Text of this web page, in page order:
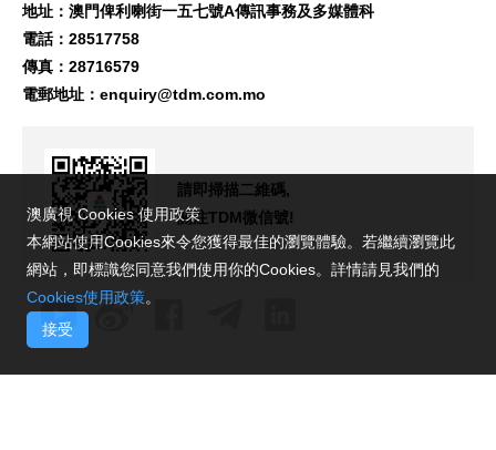
地址：澳門俾利喇街一五七號A傳訊事務及多媒體科
電話：28517758
傳真：28716579
電郵地址： enquiry@tdm.com.mo
請即掃描二維碼,
關注TDM微信號!
澳廣視 Cookies 使用政策
本網站使用Cookies來令您獲得最佳的瀏覽體驗。若繼續瀏覽此
網站，即標識您同意我們使用你的Cookies。詳情請見我們的
Cookies使用政策。
接受